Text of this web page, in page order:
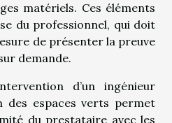
matériels. Ces éléments
du professionnel, qui doit
de présenter la preuve
demande.
d’un ingénieur
des espaces verts permet
du prestataire avec les